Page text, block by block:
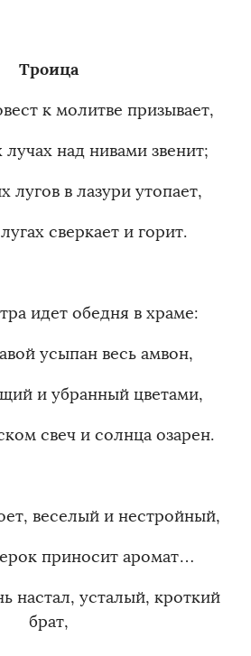
Троица
к молитве призывает,
над нивами звенит;
лугов в лазури утопает,
сверкает и горит.
идет обедня в храме:
усыпан весь амвон,
и убранный цветами,
свеч и солнца озарен.
веселый и нестройный,
приносит аромат…
настал, усталый, кроткий
брат,